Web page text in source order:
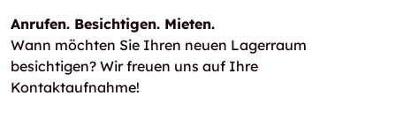
Anrufen. Besichtigen. Mieten.
Wann möchten Sie Ihren neuen Lagerraum
besichtigen? Wir freuen uns auf Ihre
Kontaktaufnahme!